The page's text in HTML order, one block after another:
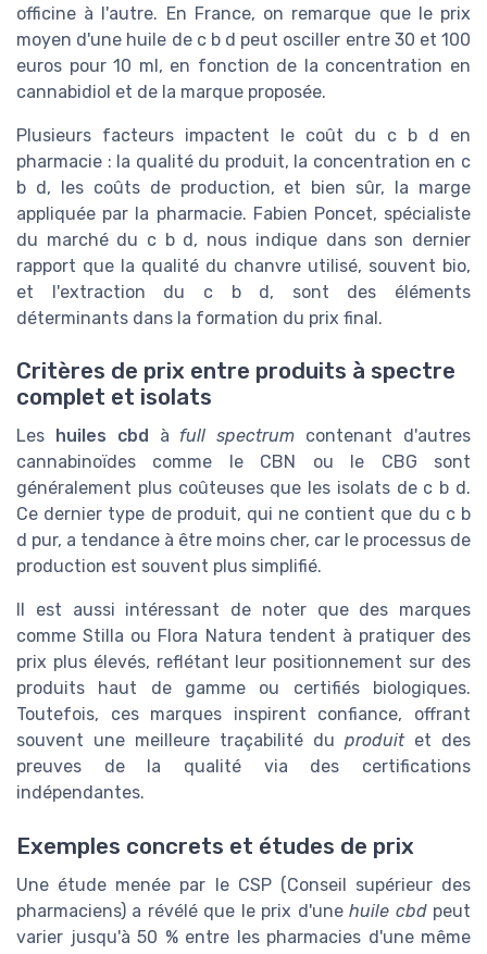
officine à l'autre. En France, on remarque que le prix
moyen d'une huile de c b d peut osciller entre 30 et 100
euros pour 10 ml, en fonction de la concentration en
cannabidiol et de la marque proposée.
Plusieurs facteurs impactent le coût du c b d en
pharmacie : la qualité du produit, la concentration en c
b d, les coûts de production, et bien sûr, la marge
appliquée par la pharmacie. Fabien Poncet, spécialiste
du marché du c b d, nous indique dans son dernier
rapport que la qualité du chanvre utilisé, souvent bio,
et l'extraction du c b d, sont des éléments
déterminants dans la formation du prix final.
Critères de prix entre produits à spectre
complet et isolats
Les huiles cbd à full spectrum contenant d'autres
cannabinoïdes comme le CBN ou le CBG sont
généralement plus coûteuses que les isolats de c b d.
Ce dernier type de produit, qui ne contient que du c b
d pur, a tendance à être moins cher, car le processus de
production est souvent plus simplifié.
Il est aussi intéressant de noter que des marques
comme Stilla ou Flora Natura tendent à pratiquer des
prix plus élevés, reflétant leur positionnement sur des
produits haut de gamme ou certifiés biologiques.
Toutefois, ces marques inspirent confiance, offrant
souvent une meilleure traçabilité du produitet des
preuves de la qualité via des certifications
indépendantes.
Exemples concrets et études de prix
Une étude menée par le CSP (Conseil supérieur des
pharmaciens) a révélé que le prix d'unehuile cbdpeut
varier jusqu'à 50 % entre les pharmacies d'une même